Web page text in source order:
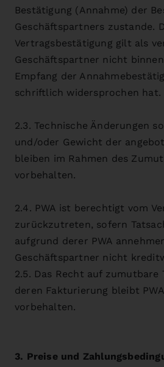
Bestätigung (Annahme) der
Geschäftspartners zustande.
Vertragsbestätigung gilt als
Geschäftspartner nicht binnen
Empfang der
schriftlich widersprochen hat.
2.3. Technische Änderungen
und/oder Gewicht der
bleiben im Rahmen des
vorbehalten.
2.4. PWA ist berechtigt vom
zurückzutreten, sofern
aufgrund derer PWA
Geschäftspartner nicht
2.5. Das Recht auf zumutbare
deren Fakturierung bleibt
vorbehalten.
3. Preise und